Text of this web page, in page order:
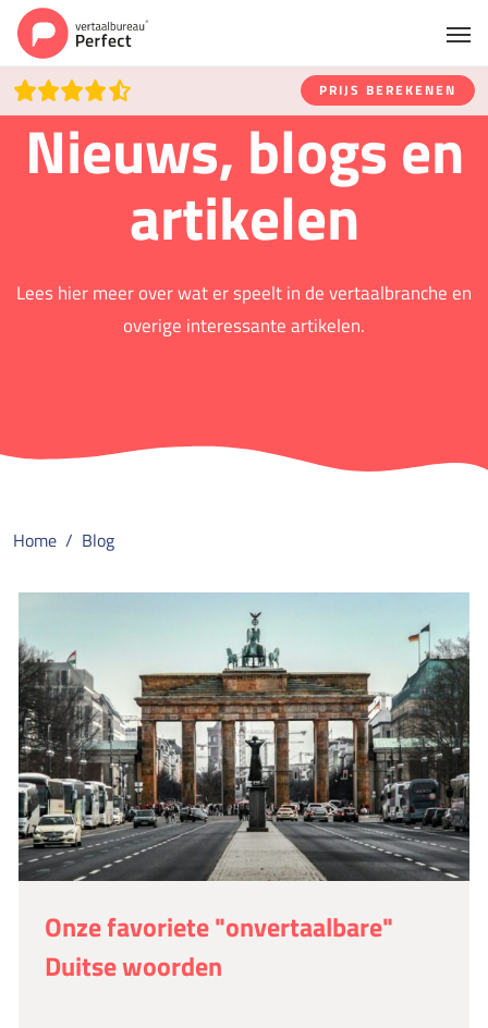
PRIJS BEREKENEN
Nieuws, blogs en
artikelen
Lees hier meer over wat er speelt in de vertaalbranche en
overige interessante artikelen.
Home Blog
Onze favoriete "onvertaalbare"
Duitse woorden